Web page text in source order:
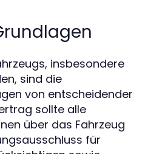
insbesondere
sind die
von entscheidender
sollte alle
über das Fahrzeug
für